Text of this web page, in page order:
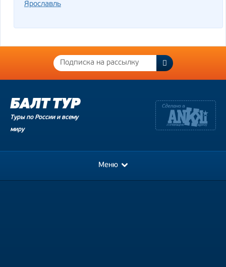
Ярославль
Туры по России и всему
миру
Меню